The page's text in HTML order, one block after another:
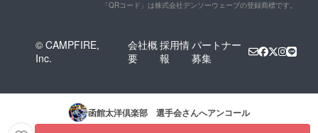
「QRコード」は株式会社デンソーウェーブの登録商標です。
© CAMPFIRE,
Inc.
会社概
要
採用情
報
パートナー
募集
函館太洋倶楽部 選手会さんへアンコール